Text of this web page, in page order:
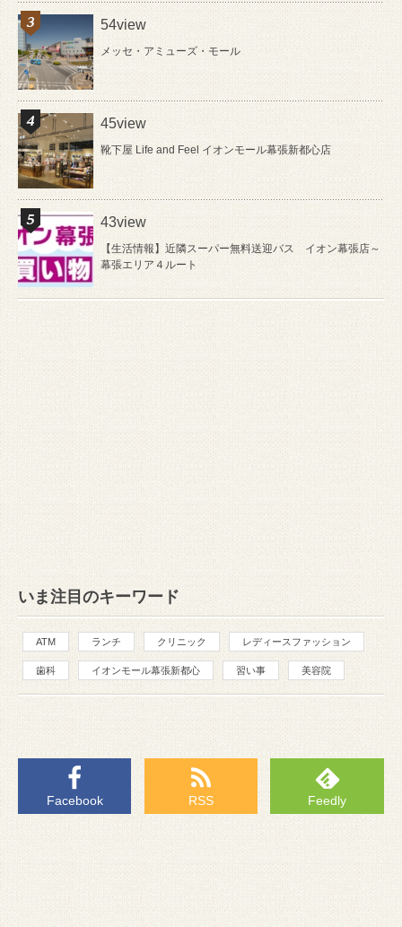
54view
メッセ・アミューズ・モール
45view
靴下屋 Life and Feel イオンモール幕張新都心店
43view
【生活情報】近隣スーパー無料送迎バス イオン幕張店～
幕張エリア４ルート
いま注目のキーワード
ATM ランチ クリニック レディースファッション
歯科 イオンモール幕張新都心 習い事 美容院
Facebook RSS Feedly